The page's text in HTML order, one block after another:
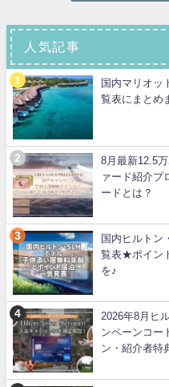
人気記事
国内マリオッ
覧表にまとめ
8月最新12.5
ァード紹介
ードとは？
国内ヒルトン
覧表★ポイン
を♪
2026年8月ヒ
ンペーンコー
ン・紹介者特